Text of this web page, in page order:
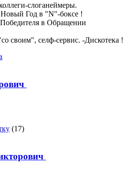
слоганеймеры.
Год в "N"-боксе !
в Обращении
своим", селф-сервис. -Дискотека !
(17)